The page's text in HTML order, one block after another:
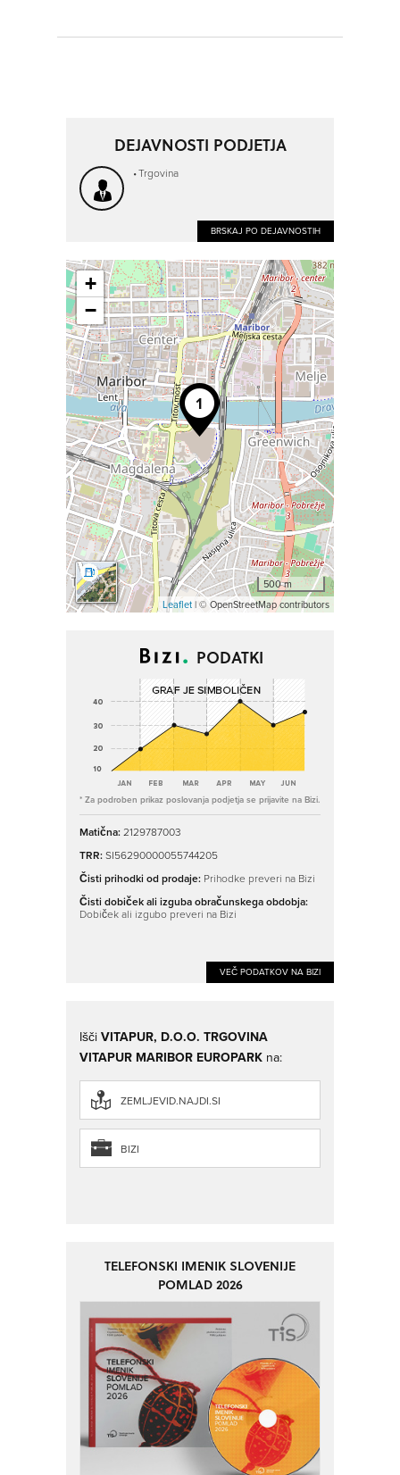
DEJAVNOSTI PODJETJA
Trgovina
BRSKAJ PO DEJAVNOSTIH
+
−
500 m
Leaflet| © OpenStreetMap contributors
PODATKI
* Za podroben prikaz poslovanja podjetja se prijavite na Bizi.
Matična:2129787003
TRR:SI56290000055744205
Čisti prihodki od prodaje: Prihodke preveri na Bizi
Čisti dobiček ali izguba obračunskega obdobja:
Dobiček ali izgubo preveri na Bizi
VEČ PODATKOV NA BIZI
IščiVITAPUR, D.O.O. TRGOVINA
VITAPUR MARIBOR EUROPARK na:
ZEMLJEVID.NAJDI.SI
BIZI
TELEFONSKI IMENIK SLOVENIJE
POMLAD 2026